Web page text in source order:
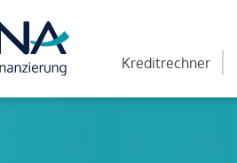
Kreditrechner